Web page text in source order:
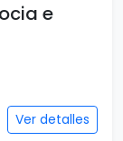
e
Ver detalles